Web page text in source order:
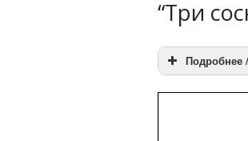
“Три
Подробнее